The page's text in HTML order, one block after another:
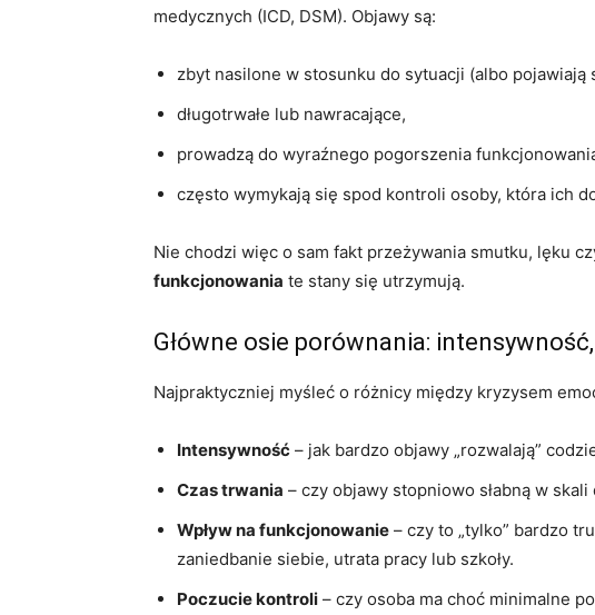
medycznych (ICD, DSM). Objawy są:
zbyt nasilone w stosunku do sytuacji (albo pojawiają
długotrwałe lub nawracające,
prowadzą do wyraźnego pogorszenia
często wymykają się spod kontroli osoby, która ich
Nie chodzi więc o sam fakt przeżywania smutku, lęku
funkcjonowania te stany się utrzymują.
Główne osie porównania:
Najpraktyczniej myśleć o różnicy między kryzysem
Intensywność – jak bardzo objawy „rozwalają”
Czas trwania – czy objawy stopniowo słabną w
Wpływ na funkcjonowanie – czy to „tylko” bardzo
zaniedbanie siebie, utrata pracy lub szkoły.
Poczucie kontroli – czy osoba ma choć minimalne